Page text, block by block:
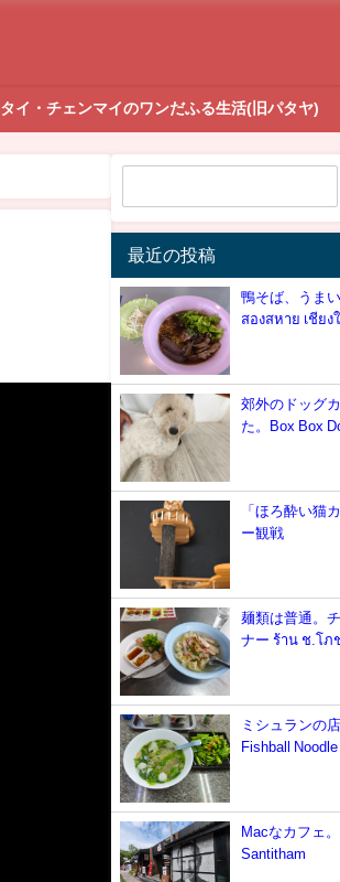
タイ・チェンマイのワンだふる生活(旧パタヤ)
最近の投稿
鴨そば、うま
สองสหาย เชียง
郊外のドッグ
た。Box Box
「ほろ酔い猫
ー観戦
麺類は普通。
ナー ร้าน ช.โภ
ミシュランの
Fishball Noodle
Macなカフェ
Santitham